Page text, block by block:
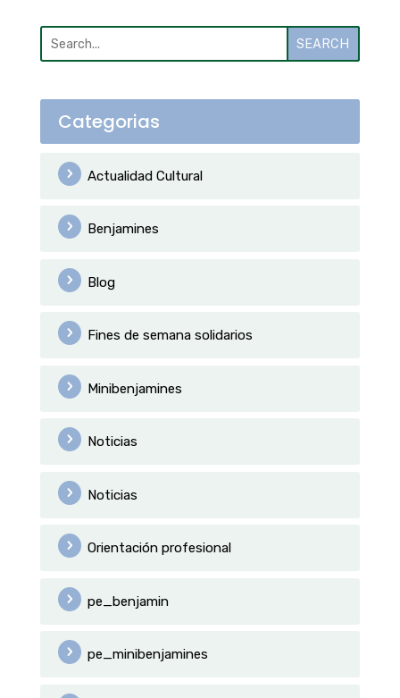
SEARCH
Categorias
Actualidad Cultural
Benjamines
Blog
Fines de semana solidarios
Minibenjamines
Noticias
Noticias
Orientación profesional
pe_benjamin
pe_minibenjamines